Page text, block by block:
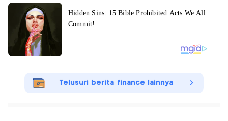
Telusuri berita finance lainnya